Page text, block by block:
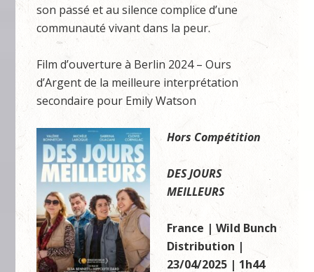
son passé et au silence complice d’une
communauté vivant dans la peur.
Film d’ouverture à Berlin 2024 – Ours
d’Argent de la meilleure interprétation
secondaire pour Emily Watson
Hors Compétition
DES JOURS
MEILLEURS
France | Wild Bunch
Distribution |
23/04/2025 | 1h44